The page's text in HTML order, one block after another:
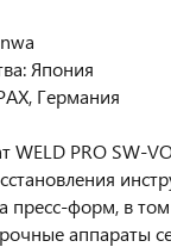
Япония
Германия
WELD PRO SW-
пресс-форм, в
аппараты